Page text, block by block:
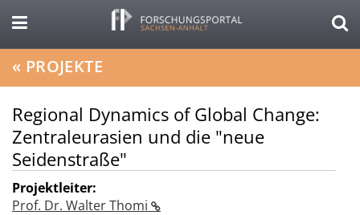
« PROJEKTE
Regional Dynamics of Global Change:
Zentraleurasien und die "neue
Seidenstraße"
Projektleiter:
Prof. Dr. Walter Thomi